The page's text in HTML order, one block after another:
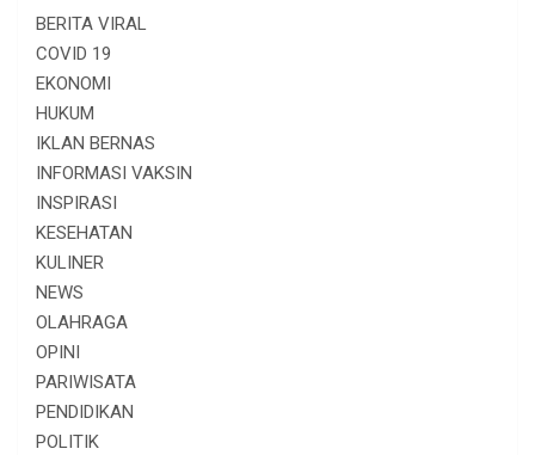
BERITA VIRAL
COVID 19
EKONOMI
HUKUM
IKLAN BERNAS
INFORMASI VAKSIN
INSPIRASI
KESEHATAN
KULINER
NEWS
OLAHRAGA
OPINI
PARIWISATA
PENDIDIKAN
POLITIK